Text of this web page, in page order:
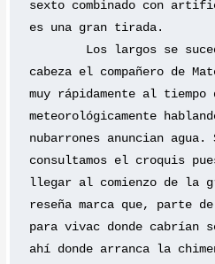
sexto combinado con
es una gran tirada.
cabeza el compañero de
muy rápidamente al tiempo
meteorológicamente
nubarrones anuncian
consultamos el croquis
llegar al comienzo de la
reseña marca que, parte
para vivac donde cabrían
ahí donde arranca la